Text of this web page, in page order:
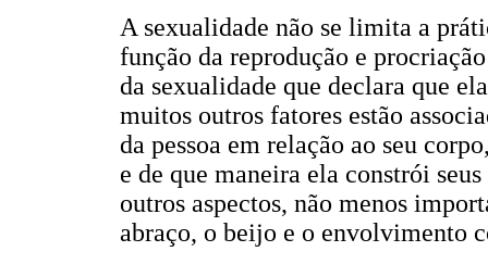
A sexualidade não se limita a
função da reprodução e
da sexualidade que declara que
muitos outros fatores estão
da pessoa em relação ao seu
e de que maneira ela constrói
outros aspectos, não menos
abraço, o beijo e o envolvimento